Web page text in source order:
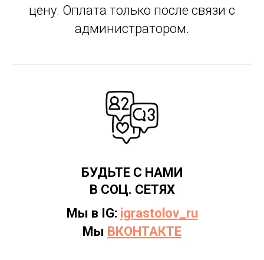
цену. Оплата только после связи с
администратором.
БУДЬТЕ С НАМИ
В СОЦ. СЕТЯХ
Мы в IG: igrastolov_ru
Мы ВКОНТАКТЕ